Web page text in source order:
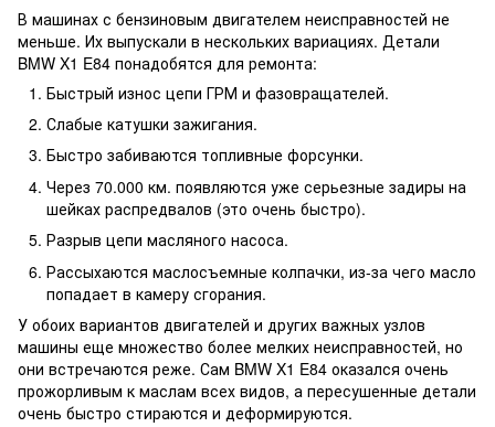
В машинах с бензиновым двигателем неисправностей не
меньше. Их выпускали в нескольких вариациях. Детали
BMW X1 E84 понадобятся для ремонта:
Быстрый износ цепи ГРМ и фазовращателей.
Слабые катушки зажигания.
Быстро забиваются топливные форсунки.
Через 70.000 км. появляются уже серьезные задиры на
шейках распредвалов (это очень быстро).
Разрыв цепи масляного насоса.
Рассыхаются маслосъемные колпачки, из-за чего масло
попадает в камеру сгорания.
У обоих вариантов двигателей и других важных узлов
машины еще множество более мелких неисправностей, но
они встречаются реже. Сам BMW X1 E84 оказался очень
прожорливым к маслам всех видов, а пересушенные детали
очень быстро стираются и деформируются.